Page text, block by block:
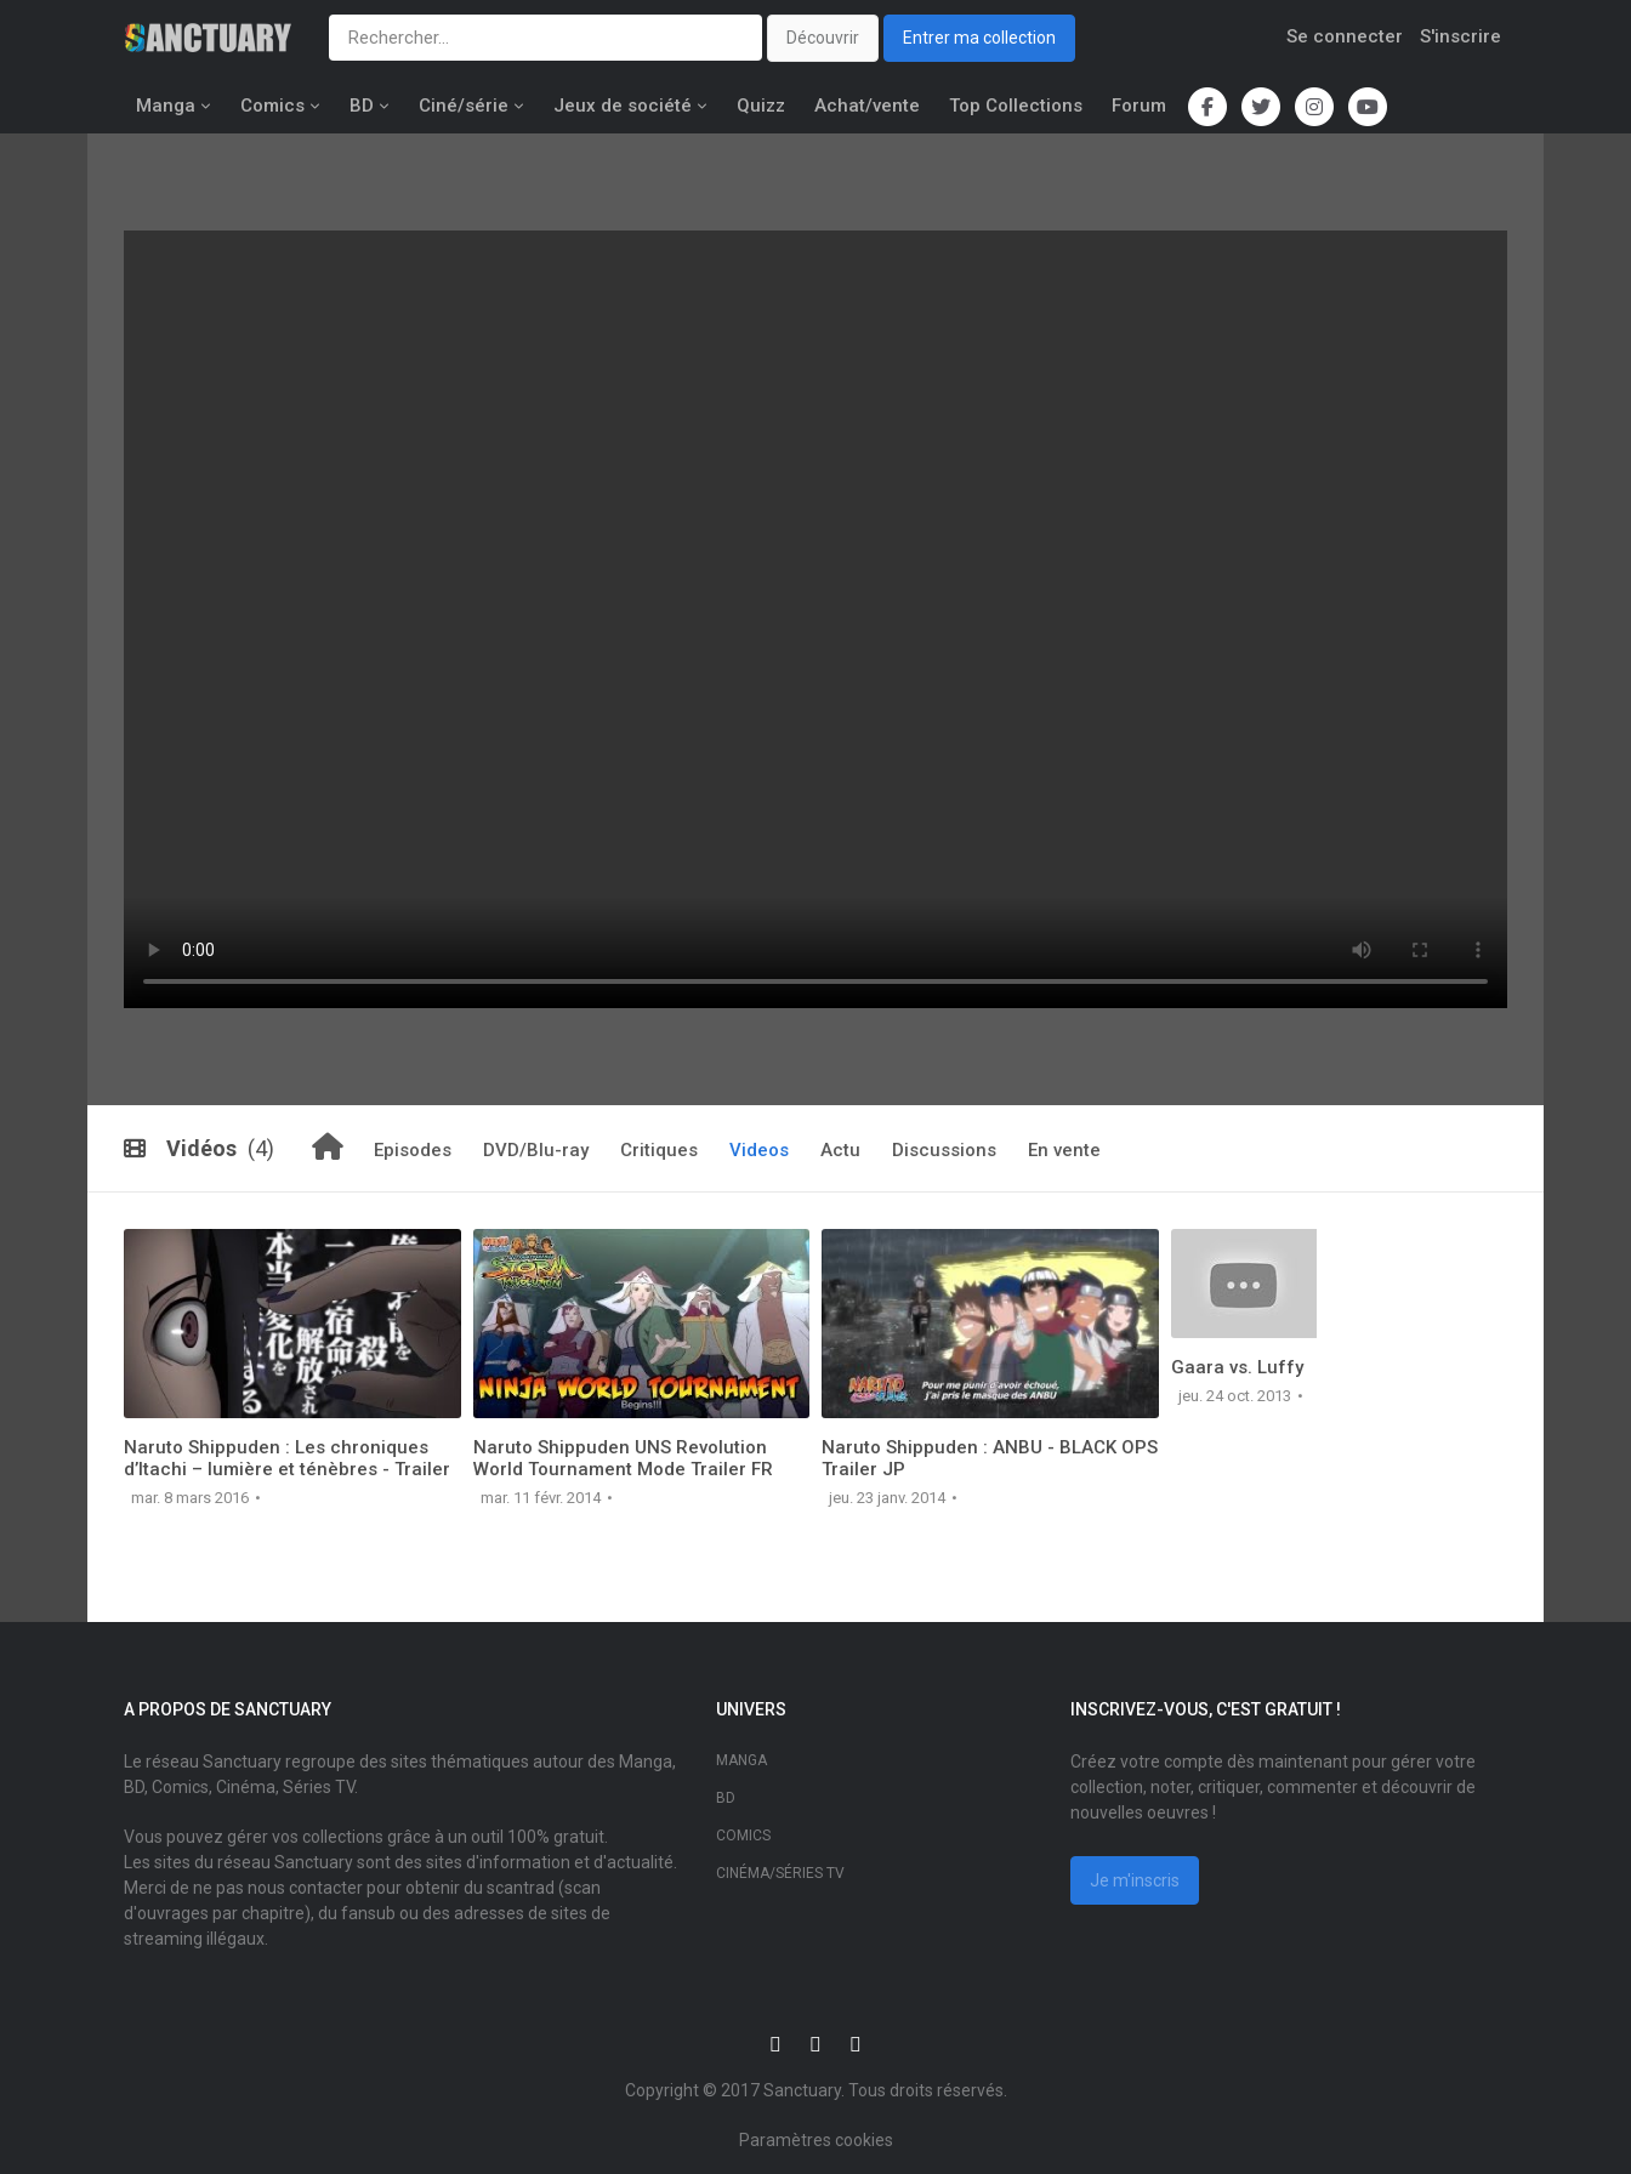
Découvrir Entrer ma collection Se connecter S'inscrire
Manga Comics BD Ciné/série Jeux de société Quizz Achat/vente Top Collections Forum
Vidéos (4) Episodes DVD/Blu-ray Critiques Videos Actu Discussions En vente
Naruto Shippuden : Les chroniques
d’Itachi – lumière et ténèbres - Trailer
mar. 8 mars 2016
Naruto Shippuden UNS Revolution
World Tournament Mode Trailer FR
mar. 11 févr. 2014
Naruto Shippuden : ANBU - BLACK OPS
Trailer JP
jeu. 23 janv. 2014
Gaara vs. Luffy
jeu. 24 oct. 2013
A PROPOS DE SANCTUARY
Le réseau Sanctuary regroupe des sites thématiques autour des Manga,
BD, Comics, Cinéma, Séries TV.
Vous pouvez gérer vos collections grâce à un outil 100% gratuit.
Les sites du réseau Sanctuary sont des sites d'information et d'actualité.
Merci de ne pas nous contacter pour obtenir du scantrad (scan
d'ouvrages par chapitre), du fansub ou des adresses de sites de
streaming illégaux.
UNIVERS
MANGA
BD
COMICS
CINÉMA/SÉRIES TV
INSCRIVEZ-VOUS, C'EST GRATUIT !
Créez votre compte dès maintenant pour gérer votre
collection, noter, critiquer, commenter et découvrir de
nouvelles oeuvres !
Je m'inscris
Copyright © 2017Sanctuary. Tous droits réservés.
Paramètres cookies